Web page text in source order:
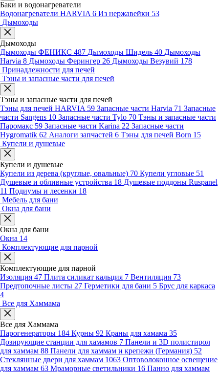
Баки и водонагреватели
Водонагреватели HARVIA 6 Из нержавейки 53
Дымоходы
Дымоходы
Дымоходы ФЕНИКС 487 Дымоходы Шидель 40 Дымоходы
Harvia 8 Дымоходы Ферингер 26 Дымоходы Везувий 178
Принадлежности для печей
Тэны и запасные части для печей
Тэны и запасные части для печей
Тэны для печей HARVIA 59 Запасные части Harvia 71 Запасные
части Sangens 10 Запасные части Tylo 70 Тэны и запасные части
Паромакс 59 Запасные части Karina 22 Запасные части
Hygromatik 62 Аналоги запчастей 6 Тэны для печей Born 15
Купели и душевые
Купели и душевые
Купели из дерева (круглые, овальные) 70 Купели угловые 51
Душевые и обливные устройства 18 Душевые поддоны Ruspanel
11 Подиумы и лесенки 18
Мебель для бани
Окна для бани
Окна для бани
Окна 14
Комплектующие для парной
Комплектующие для парной
Изоляция 47 Плита силикат кальция 7 Вентиляция 73
Предтопочные листы 27 Герметики для бани 5 Брус для каркаса
4
Все для Хаммама
Все для Хаммама
Парогенераторы 184 Курны 92 Краны для хамама 35
Дозирующие станции для хамамов 7 Панели и 3D полистирол
для хаммам 88 Панели для хаммам и крепежи (Германия) 52
Стеклянные двери для хаммам 1063 Оптоволоконное освещение
для хаммам 63 Мраморные светильники 16 Панно для хаммам